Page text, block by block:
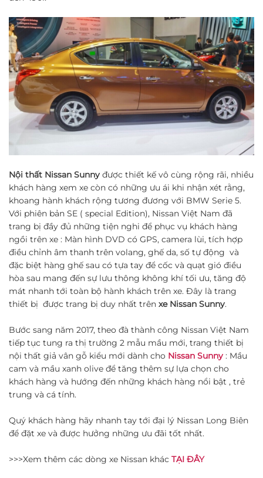
Nội thất Nissan Sunny được thiết kế vô cùng rộng rãi, nhiều
khách hàng xem xe còn có những ưu ái khi nhận xét rằng,
khoang hành khách rộng tương đương với BMW Serie 5.
Với phiên bản SE ( special Edition), Nissan Việt Nam đã
trang bị đầy đủ những tiện nghi để phục vụ khách hàng
ngồi trên xe : Màn hình DVD có GPS, camera lùi, tích hợp
điều chỉnh âm thanh trên volang, ghế da, số tự động và
đặc biệt hàng ghế sau có tựa tay để cốc và quạt gió điều
hòa sau mang đến sự lưu thông không khí tối ưu, tăng độ
mát nhanh tới toàn bộ hành khách trên xe. Đây là trang
thiết bị được trang bị duy nhất trên xe Nissan Sunny.
Bước sang năm 2017, theo đà thành công Nissan Việt Nam
tiếp tục tung ra thị trường 2 mẫu mầu mới, trang thiết bị
nội thất giả vân gỗ kiểu mới dành cho Nissan Sunny : Mầu
cam và mầu xanh olive để tăng thêm sự lựa chọn cho
khách hàng và hướng đến những khách hàng nổi bật , trẻ
trung và cá tính.
Quý khách hàng hãy nhanh tay tới đại lý Nissan Long Biên
để đặt xe và được hưởng những ưu đãi tốt nhất.
>>>Xem thêm các dòng xe Nissan khác TẠI ĐÂY